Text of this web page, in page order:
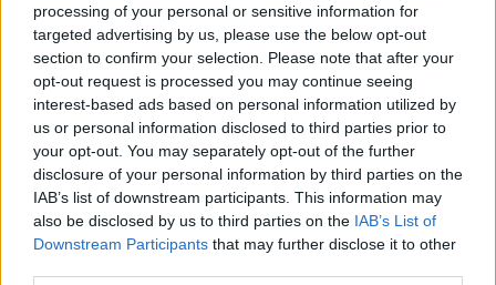
processing of your personal or sensitive information for
targeted advertising by us, please use the below opt-out
section to confirm your selection. Please note that after your
opt-out request is processed you may continue seeing
interest-based ads based on personal information utilized by
us or personal information disclosed to third parties prior to
your opt-out. You may separately opt-out of the further
disclosure of your personal information by third parties on the
IAB’s list of downstream participants. This information may
also be disclosed by us to third parties on the IAB’s List of
Downstream Participants that may further disclose it to other